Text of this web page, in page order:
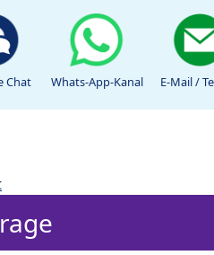
Chat Whats-App-Kanal E-Mail /